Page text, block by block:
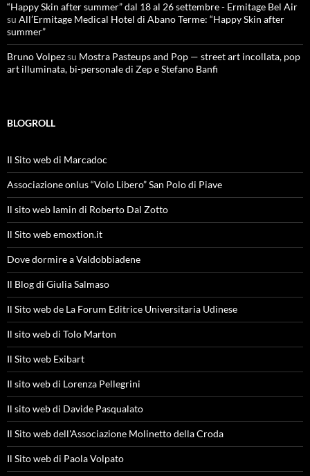
“Happy Skin after summer” dal 18 al 26 settembre - Ermitage Bel Air
su All’Ermitage Medical Hotel di Abano Terme: “Happy Skin after
summer”
Bruno Volpezsu Mostra Pasteups and Pop — street art incollata, pop
art illuminata, bi-personale di Zep e Stefano Banfi
BLOGROLL
Il Sito web di Marcadoc
Associazione onlus “Volo Libero” San Polo di Piave
Il sito web Iamin di Roberto Dal Zotto
Il Sito web emoxtion.it
Dove dormire a Valdobbiadene
Il Blog di Giulia Salmaso
Il Sito web de La Forum Editrice Universitaria Udinese
Il sito web di Tolo Marton
Il Sito web Exibart
Il sito web di Lorenza Pellegrini
Il sito web di Davide Pasqualato
Il Sito web dell'Associazione Molinetto della Croda
Il Sito web di Paola Volpato